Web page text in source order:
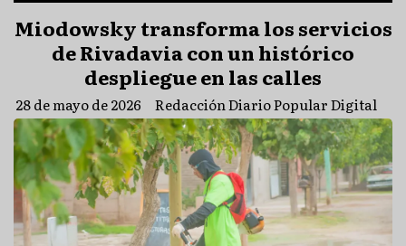
Miodowsky transforma los servicios
de Rivadavia con un histórico
despliegue en las calles
Redacción Diario Popular Digital
28 de mayo de 2026